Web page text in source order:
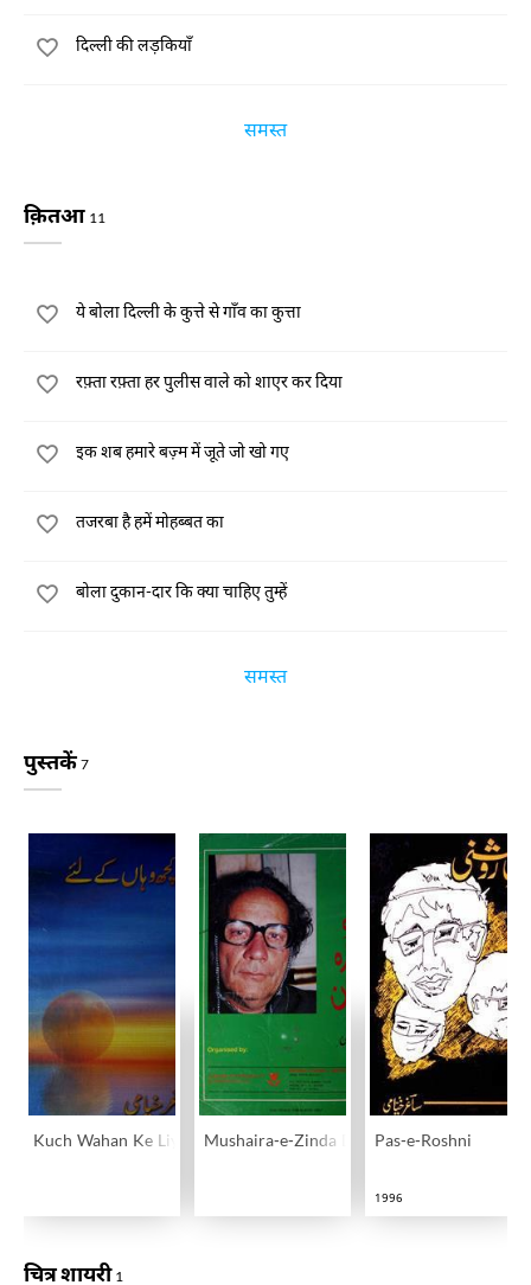
दिल्ली की लड़कियाँ
समस्त
क़ितआ 11
ये बोला दिल्ली के कुत्ते से गाँव का कुत्ता
रफ़्ता रफ़्ता हर पुलीस वाले को शाएर कर दिया
इक शब हमारे बज़्म में जूते जो खो गए
तजरबा है हमें मोहब्बत का
बोला दुकान-दार कि क्या चाहिए तुम्हें
समस्त
पुस्तकें 7
Kuch Wahan Ke Liye Mushaira-e-Zinda DilanPas-e-Roshni
1996
चित्र शायरी 1